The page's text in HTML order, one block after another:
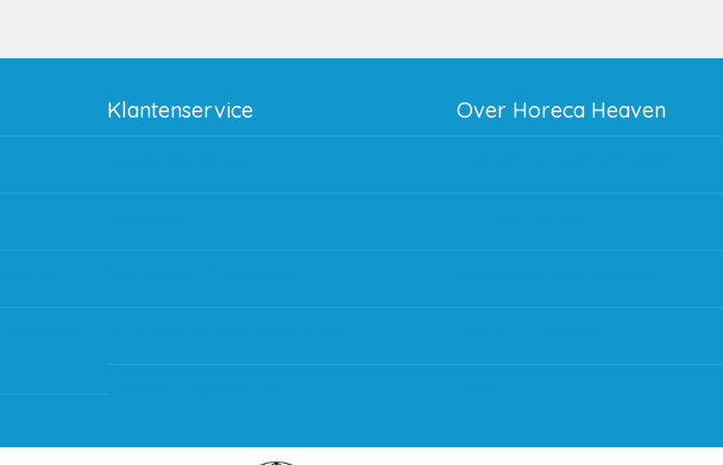
Klantenservice
Subsidie regeling EIA 2020
Over Horeca Heaven